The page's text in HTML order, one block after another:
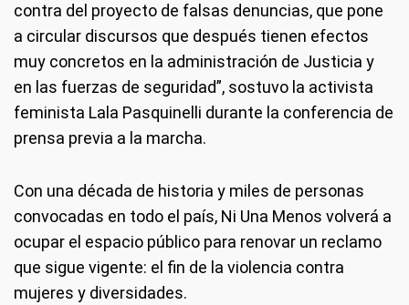
contra del proyecto de falsas denuncias, que pone
a circular discursos que después tienen efectos
muy concretos en la administración de Justicia y
en las fuerzas de seguridad”, sostuvo la activista
feminista Lala Pasquinelli durante la conferencia de
prensa previa a la marcha.
Con una década de historia y miles de personas
convocadas en todo el país, Ni Una Menos volverá a
ocupar el espacio público para renovar un reclamo
que sigue vigente: el fin de la violencia contra
mujeres y diversidades.